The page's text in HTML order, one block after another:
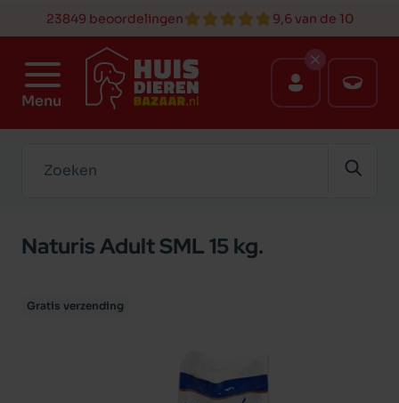
23849 beoordelingen 9,6 van de 10
Menu
Naturis Adult SML 15 kg.
Gratis verzending